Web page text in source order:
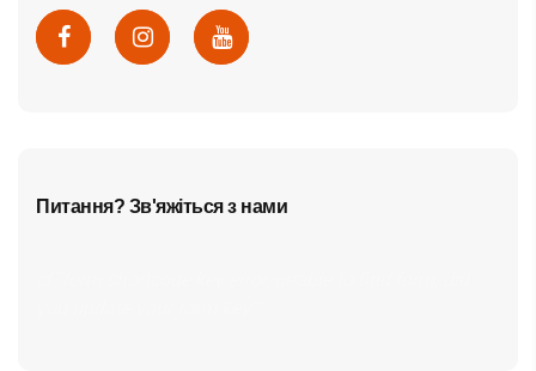
Питання? Зв'яжіться з нами